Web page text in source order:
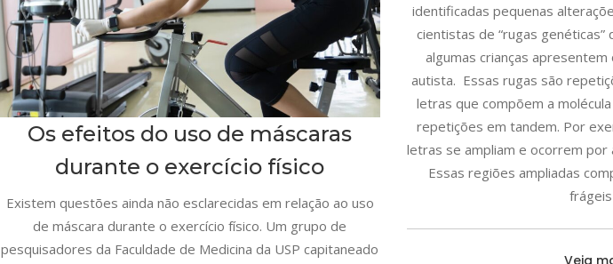
Os efeitos do uso de máscaras
durante o exercício físico
Existem questões ainda não esclarecidas em relação ao uso
de máscara durante o exercício físico. Um grupo de
pesquisadores da Faculdade de Medicina da USP capitaneado
identificadas pequenas
cientistas de “rugas
algumas crianças
autista. Essas rugas são
letras que compõem a
repetições em tandem. Por
letras se ampliam e ocorrem
Essas regiões ampliadas
frágeis